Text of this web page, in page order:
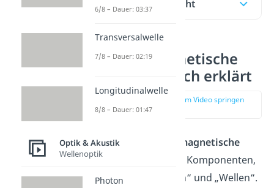
Inhaltsübersicht
Elektromagnetische
Wellen einfach erklärt
zur Stelle im Video springen
(00:11)
Der Name
Elektromagnetische
Wellen
besitzt zwei Komponenten,
„Elektromagnetisch“ und „Wellen“.
6/8 – Dauer: 03:37
Transversalwelle
7/8 – Dauer: 02:19
Longitudinalwelle
8/8 – Dauer: 01:47
Optik & Akustik
Wellenoptik
Photon